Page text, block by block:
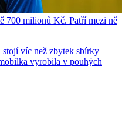
700 milionů Kč. Patří mezi ně
stojí víc než zbytek sbírky
vyrobila v pouhých